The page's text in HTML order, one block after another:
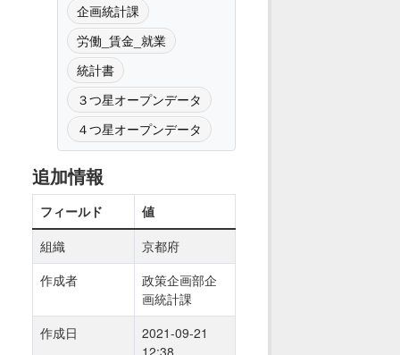
企画統計課
労働_賃金_就業
統計書
３つ星オープンデータ
４つ星オープンデータ
追加情報
フィールド
値
組織
京都府
作成者
政策企画部企
画統計課
作成日
2021-09-21
12:38